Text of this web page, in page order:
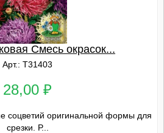
Смесь окрасок...
Арт.: Т31403
28,00 ₽
соцветий оригинальной формы для
срезки. Р...